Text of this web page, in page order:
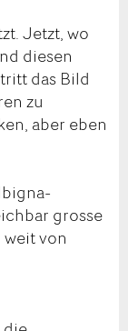
Jetzt, wo
diesen
das Bild
zu
aber eben
grosse
von